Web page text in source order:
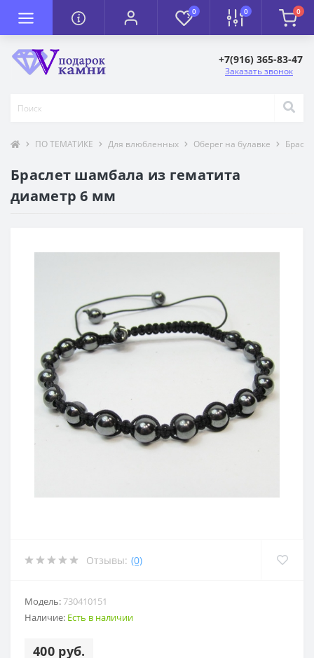
0 0 0
+7(916) 365-83-47
Заказать звонок
ПО ТЕМАТИКЕ Для влюбленных Оберег на булавке
Браслет шамбала из гематита
диаметр 6 мм
Отзывы: (0)
Модель:730410151
Наличие: Есть в наличии
400 руб.